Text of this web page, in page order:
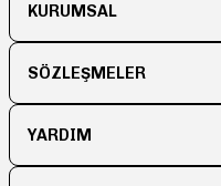
KURUMSAL
SÖZLEŞMELER
YARDIM